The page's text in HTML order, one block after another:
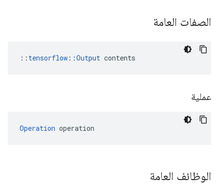
الصفات العامة
:: tensorflow::Output contents
عملية
Operation operation
الوظائف العامة